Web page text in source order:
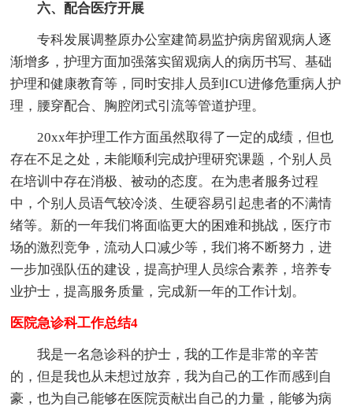
六、配合医疗开展
专科发展调整原办公室建简易监护病房留观病人逐
渐增多，护理方面加强落实留观病人的病历书写、基础
护理和健康教育等，同时安排人员到ICU进修危重病人护
理，腰穿配合、胸腔闭式引流等管道护理。
20xx年护理工作方面虽然取得了一定的成绩，但也
存在不足之处，未能顺利完成护理研究课题，个别人员
在培训中存在消极、被动的态度。在为患者服务过程
中，个别人员语气较冷淡、生硬容易引起患者的不满情
绪等。新的一年我们将面临更大的困难和挑战，医疗市
场的激烈竞争，流动人口减少等，我们将不断努力，进
一步加强队伍的建设，提高护理人员综合素养，培养专
业护士，提高服务质量，完成新一年的工作计划。
医院急诊科工作总结4
我是一名急诊科的护士，我的工作是非常的辛苦
的，但是我也从未想过放弃，我为自己的工作而感到自
豪，也为自己能够在医院贡献出自己的力量，能够为病